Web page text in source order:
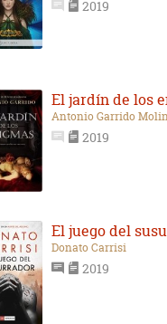
2019
El jardín de los
Antonio Garrido
2019
El juego del
Donato Carrisi
2019